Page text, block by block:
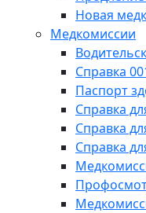
Новая
Медкомиссии
Справка
Паспорт
Справка
Справка
Справка